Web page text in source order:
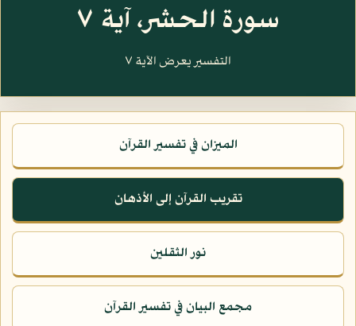
سورة الحشر، آية ٧
التفسير يعرض الآية ٧
الميزان في تفسير القرآن
تقريب القرآن إلى الأذهان
نور الثقلين
مجمع البيان في تفسير القرآن